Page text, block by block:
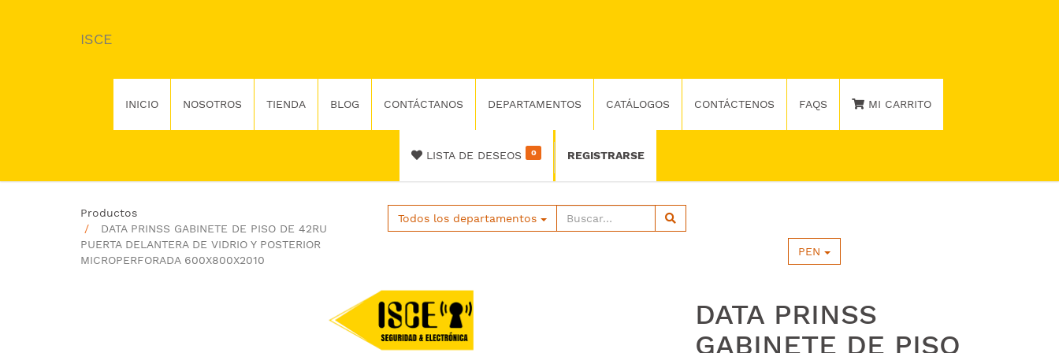
ISCE
INICIO NOSOTROS TIENDA BLOG CONTÁCTANOS DEPARTAMENTOS CATÁLOGOS CONTÁCTENOS FAQS MI CARRITO
LISTA DE DESEOS 0 REGISTRARSE
Productos
DATA PRINSS GABINETE DE PISO DE 42RU
PUERTA DELANTERA DE VIDRIO Y POSTERIOR
MICROPERFORADA 600X800X2010
Todos los departamentos
PEN
DATA PRINSS
GABINETE DE PISO